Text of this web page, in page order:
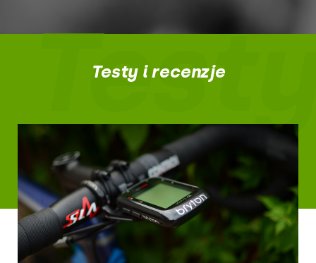
Testy
Testy i recenzje